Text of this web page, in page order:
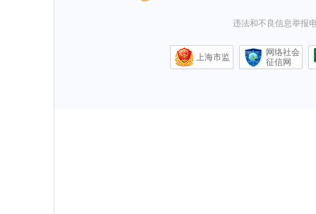
违法和不良信息举报
上海市监
网络社会
征信网